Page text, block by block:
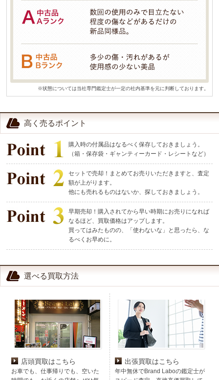
※状態については当社専門鑑定士が一定の社内基準を元に判断しております。
高く売るポイント
購入時の付属品はなるべく保存しておきましょう。
（箱・保存袋・ギャンティーカード・レシートなど）
セットで売却！まとめてお売りいただきますと、査定
額が上がります。
他にも売れるものはないか、探しておきましょう。
早期売却！購入されてから早い時期にお売りになれば
なるほど、買取価格はアップします。
買ってはみたものの、「使わないな」と思ったら、な
るべくお早めに。
選べる買取方法
店頭買取はこちら
お車でも、仕事帰りでも、空いた
出張買取はこちら
年中無休でBrand Laboの鑑定士が